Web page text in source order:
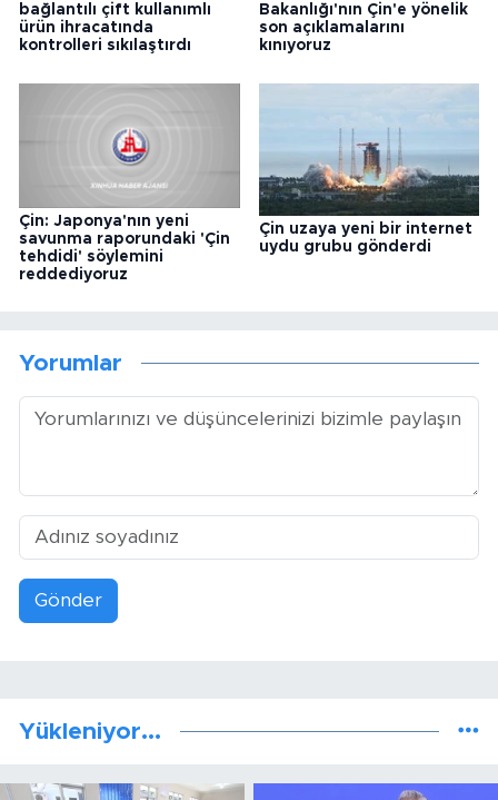
bağlantılı çift kullanımlı
ürün ihracatında
kontrolleri sıkılaştırdı
Bakanlığı'nın Çin'e yönelik
son açıklamalarını
kınıyoruz
Çin: Japonya'nın yeni
savunma raporundaki 'Çin
tehdidi' söylemini
reddediyoruz
Çin uzaya yeni bir internet
uydu grubu gönderdi
Yorumlar
Gönder
Yükleniyor...